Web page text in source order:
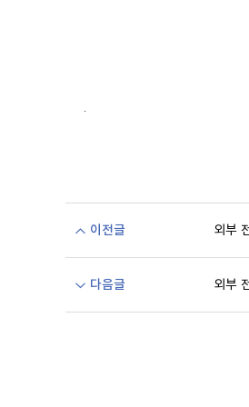
.
이전글 외부
다음글 외부